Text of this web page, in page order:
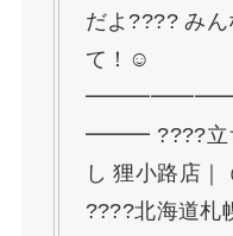
だよ???? み
て！☺
━━━ ????立
し 狸小路店
????北海道札